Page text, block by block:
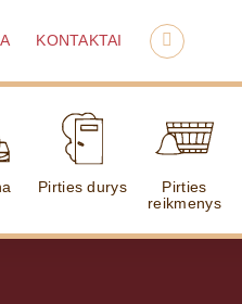
KONTAKTAI
Pirties durys
Pirties
reikmenys